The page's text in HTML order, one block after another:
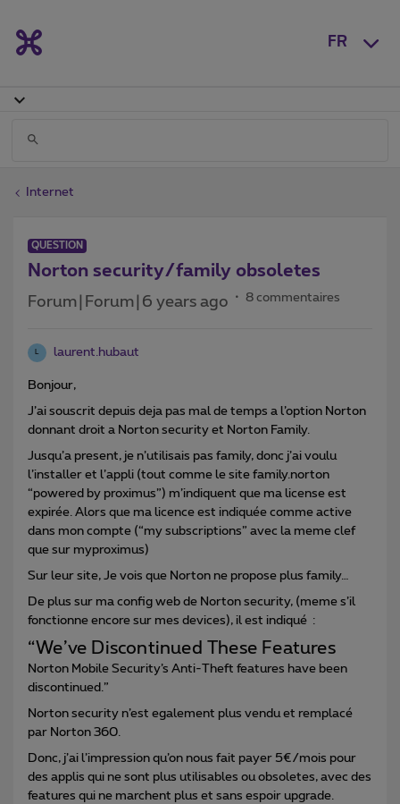
FR
Internet
QUESTION
Norton security/family obsoletes
Forum|Forum|6 years ago 8 commentaires
L laurent.hubaut
Bonjour,
J’ai souscrit depuis deja pas mal de temps a l’option Norton
donnant droit a Norton security et Norton Family.
Jusqu’a present, je n’utilisais pas family, donc j’ai voulu
l’installer et l’appli (tout comme le site family.norton
“powered by proximus”) m’indiquent que ma license est
expirée. Alors que ma licence est indiquée comme active
dans mon compte (“my subscriptions” avec la meme clef
que sur myproximus)
Sur leur site, Je vois que Norton ne propose plus family…
De plus sur ma config web de Norton security, (meme s’il
fonctionne encore sur mes devices), il est indiqué :
“We’ve Discontinued These Features
Norton Mobile Security’s Anti-Theft features have been
discontinued.”
Norton security n’est egalement plus vendu et remplacé
par Norton 360.
Donc, j’ai l’impression qu’on nous fait payer 5€/mois pour
des applis qui ne sont plus utilisables ou obsoletes, avec des
features qui ne marchent plus et sans espoir upgrade.